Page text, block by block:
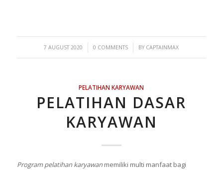
7 AUGUST 2020
/ 0 COMMENTS
/ BY CAPTAINMAX
PELATIHAN KARYAWAN
PELATIHAN DASAR
KARYAWAN
Program pelatihan karyawanmemiliki multi manfaat bagi